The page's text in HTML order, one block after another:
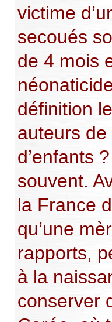
victime
secoués
de 4 mois
définition
auteurs
d’enfants
souvent.
la France
qu’une
rapports,
à la
conserver